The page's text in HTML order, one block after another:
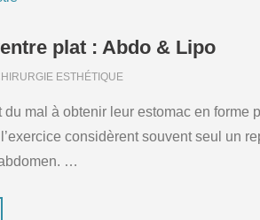
plat : Abdo & Lipo
ESTHÉTIQUE
du mal à obtenir leur estomac en forme
l’exercice considèrent souvent seul un
…